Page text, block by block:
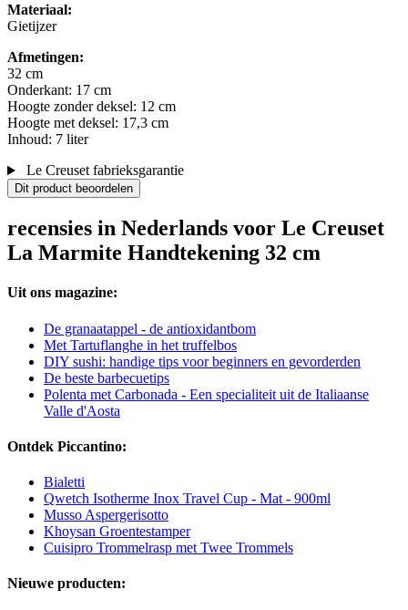
Materiaal:
Gietijzer
Afmetingen:
32 cm
Onderkant: 17 cm
Hoogte zonder deksel: 12 cm
Hoogte met deksel: 17,3 cm
Inhoud: 7 liter
Le Creuset fabrieksgarantie
Dit product beoordelen
recensies in Nederlands voor Le Creuset
La Marmite Handtekening 32 cm
Uit ons magazine:
De granaatappel - de antioxidantbom
Met Tartuflanghe in het truffelbos
DIY sushi: handige tips voor beginners en gevorderden
De beste barbecuetips
Polenta met Carbonada - Een specialiteit uit de Italiaanse
Valle d'Aosta
Ontdek Piccantino:
Bialetti
Qwetch Isotherme Inox Travel Cup - Mat - 900ml
Musso Aspergerisotto
Khoysan Groentestamper
Cuisipro Trommelrasp met Twee Trommels
Nieuwe producten: